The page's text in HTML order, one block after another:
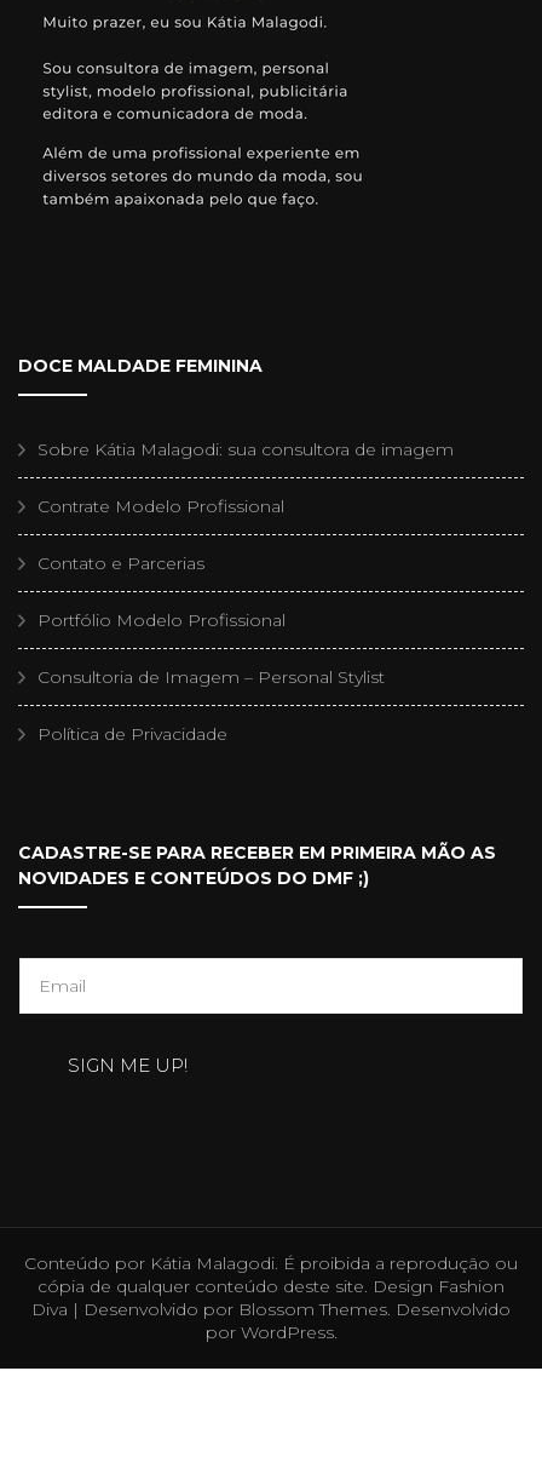
DOCE MALDADE FEMININA
Sobre Kátia Malagodi: sua consultora de imagem
Contrate Modelo Profissional
Contato e Parcerias
Portfólio Modelo Profissional
Consultoria de Imagem – Personal Stylist
Política de Privacidade
CADASTRE-SE PARA RECEBER EM PRIMEIRA MÃO AS
NOVIDADES E CONTEÚDOS DO DMF ;)
SIGN ME UP!
Conteúdo por Kátia Malagodi. É proibida a reprodução ou
cópia de qualquer conteúdo deste site. Design Fashion
Diva | Desenvolvido por Blossom Themes. Desenvolvido
por WordPress.